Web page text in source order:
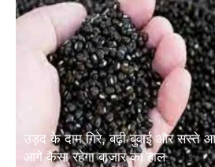
उड़द के दाम गिरे, बढ़ी बुवाई और सस्ते
आगे कैसा रहेगा बाजार का हाल